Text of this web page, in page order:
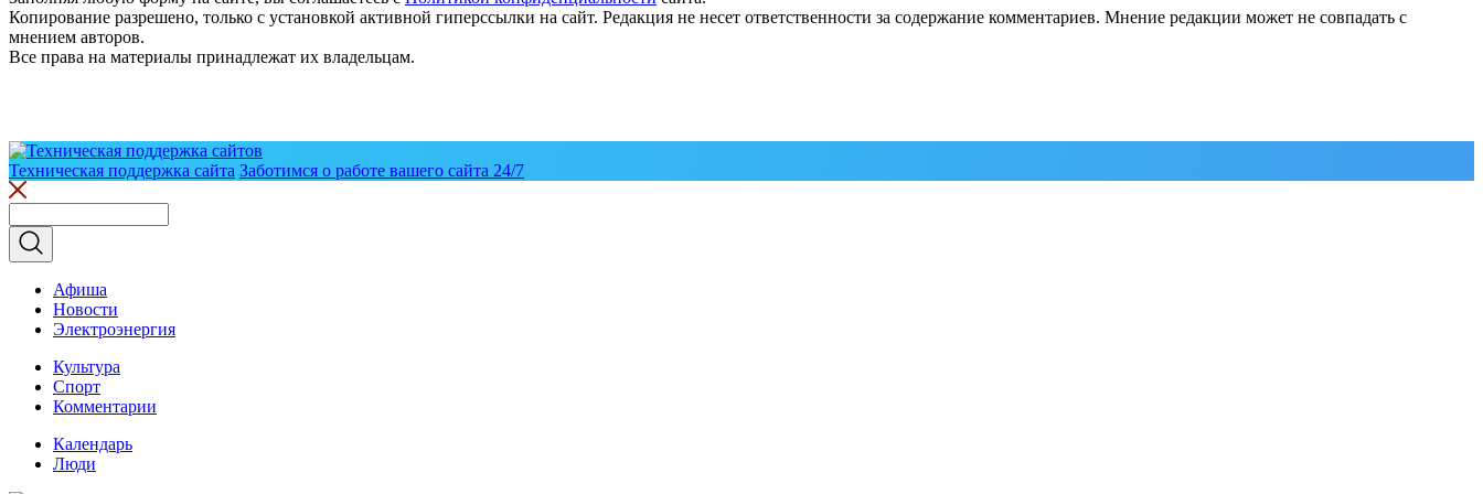
Копирование разрешено, только с установкой активной гиперссылки на сайт. Редакция не несет ответственности за содержание комментариев. Мнение редакции может не совпадать с
мнением авторов.
Все права на материалы принадлежат их владельцам.
Техническая поддержка сайта Заботимся о работе вашего сайта 24/7
Афиша
Новости
Электроэнергия
Культура
Спорт
Комментарии
Календарь
Люди